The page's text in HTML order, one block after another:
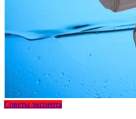
Советы эксперта